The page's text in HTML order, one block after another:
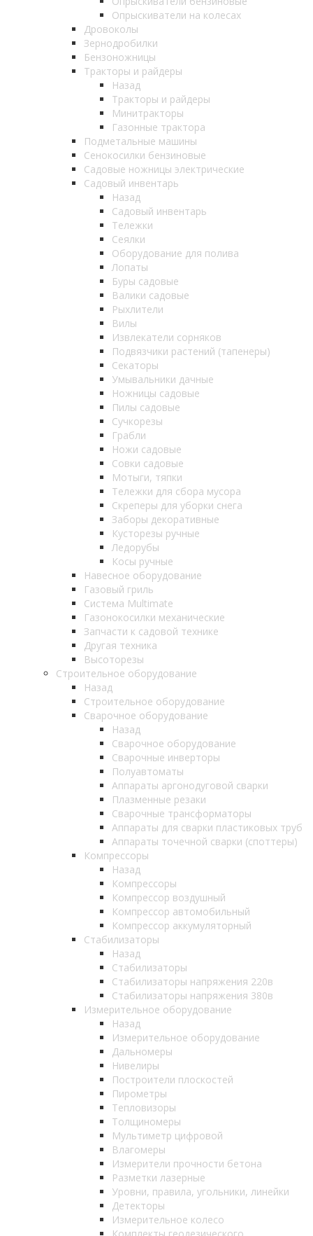
Опрыскиватели на колесах
Дровоколы
Зернодробилки
Бензоножницы
Тракторы и райдеры
Назад
Тракторы и райдеры
Минитракторы
Газонные трактора
Подметальные машины
Сенокосилки бензиновые
Садовые ножницы электрические
Садовый инвентарь
Назад
Садовый инвентарь
Тележки
Сеялки
Оборудование для полива
Лопаты
Буры садовые
Валики садовые
Рыхлители
Вилы
Извлекатели сорняков
Подвязчики растений (тапенеры)
Секаторы
Умывальники дачные
Ножницы садовые
Пилы садовые
Сучкорезы
Грабли
Ножи садовые
Совки садовые
Мотыги, тяпки
Тележки для сбора мусора
Скреперы для уборки снега
Заборы декоративные
Кусторезы ручные
Ледорубы
Косы ручные
Навесное оборудование
Газовый гриль
Система Multimate
Газонокосилки механические
Запчасти к садовой технике
Другая техника
Высоторезы
Строительное оборудование
Назад
Строительное оборудование
Сварочное оборудование
Назад
Сварочное оборудование
Сварочные инверторы
Полуавтоматы
Аппараты аргонодуговой сварки
Плазменные резаки
Сварочные трансформаторы
Аппараты для сварки пластиковых труб
Аппараты точечной сварки (споттеры)
Компрессоры
Назад
Компрессоры
Компрессор воздушный
Компрессор автомобильный
Компрессор аккумуляторный
Стабилизаторы
Назад
Стабилизаторы
Стабилизаторы напряжения 220в
Стабилизаторы напряжения 380в
Измерительное оборудование
Назад
Измерительное оборудование
Дальномеры
Нивелиры
Построители плоскостей
Пирометры
Тепловизоры
Толщиномеры
Мультиметр цифровой
Влагомеры
Измерители прочности бетона
Разметки лазерные
Уровни, правила, угольники, линейки
Детекторы
Измерительное колесо
Комплекты геодезического